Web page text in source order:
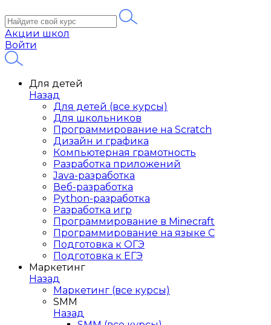
Акции школ
Войти
Для детей
Назад
Для детей (все курсы)
Для школьников
Программирование на Scratch
Дизайн и графика
Компьютерная грамотность
Разработка приложений
Java-разработка
Веб-разработка
Python-разработка
Разработка игр
Программирование в Minecraft
Программирование на языке C
Подготовка к ОГЭ
Подготовка к ЕГЭ
Маркетинг
Назад
Маркетинг (все курсы)
SMM
Назад